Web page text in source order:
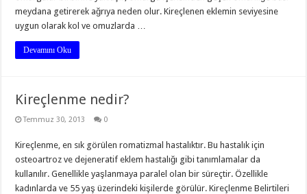
meydana getirerek ağrıya neden olur. Kireçlenen eklemin seviyesine
uygun olarak kol ve omuzlarda …
Devamını Oku
Kireçlenme nedir?
Temmuz 30, 2013 0
Kireçlenme, en sık görülen romatizmal hastalıktır. Bu hastalık için
osteoartroz ve dejeneratif eklem hastalığı gibi tanımlamalar da
kullanılır. Genellikle yaşlanmaya paralel olan bir süreçtir. Özellikle
kadınlarda ve 55 yaş üzerindeki kişilerde görülür. Kireçlenme Belirtileri